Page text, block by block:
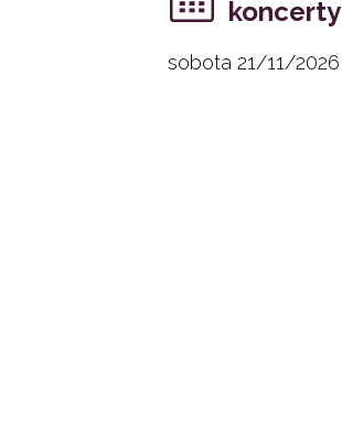
koncerty
sobota 21/11/2026